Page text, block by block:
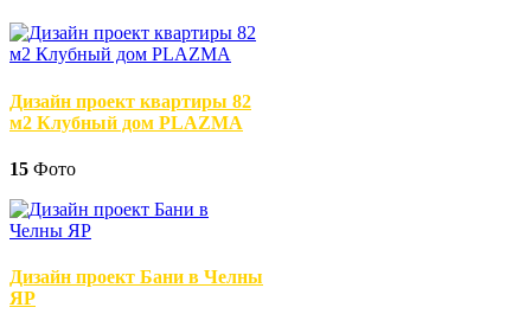
Дизайн проект квартиры 82
м2 Клубный дом PLAZMA
15 Фото
Дизайн проект Бани в Челны
ЯР